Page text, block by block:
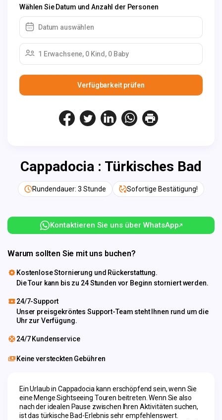
Wählen Sie Datum und Anzahl der Personen
Datum auswählen
1 Erwachsene, 0 Kind, 0 Baby
Verfügbarkeit prüfen
Cappadocia : Türkisches Bad
Rundendauer: 3 Stunde Sofortige Bestätigung!
Kontaktieren Sie uns über WhatsApp
Warum sollten Sie mit uns buchen?
Kostenlose Stornierung und Rückerstattung.
Die Tour kann bis zu 24 Stunden vor Beginn storniert werden.
24/7-Support
Unser preisgekröntes Support-Team steht Ihnen rund um die
Uhr zur Verfügung.
24/7 Kundenservice
Keine versteckten Gebühren
Ein Urlaub in Cappadocia kann erschöpfend sein, wenn Sie
eine Menge Sightseeing Touren beitreten. Wenn Sie also
nach der idealen Pause zwischen Ihren Aktivitäten suchen,
ist das türkische Bad-Erlebnis sehr empfehlenswert.